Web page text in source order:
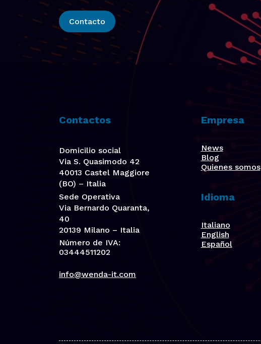
Contacto
Contactos
Domicilio social
Via S. Quasimodo 42
40013 Castel Maggiore
(BO) – Italia
Sede Operativa
Via Bernardo Quaranta,
40
20139 Milano – Italia
Número de IVA:
03444511202
info@wenda-it.com
Empresa
News
Blog
Quienes somos
Idioma
Italiano
English
Español